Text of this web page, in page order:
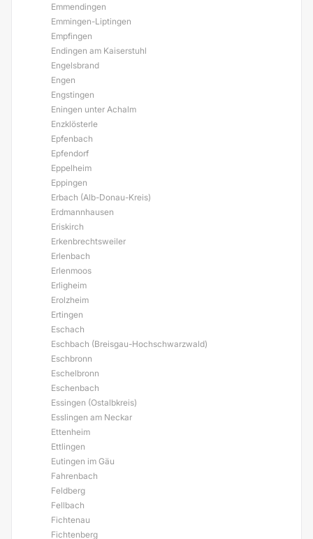
Emmendingen
Emmingen-Liptingen
Empfingen
Endingen am Kaiserstuhl
Engelsbrand
Engen
Engstingen
Eningen unter Achalm
Enzklösterle
Epfenbach
Epfendorf
Eppelheim
Eppingen
Erbach (Alb-Donau-Kreis)
Erdmannhausen
Eriskirch
Erkenbrechtsweiler
Erlenbach
Erlenmoos
Erligheim
Erolzheim
Ertingen
Eschach
Eschbach (Breisgau-Hochschwarzwald)
Eschbronn
Eschelbronn
Eschenbach
Essingen (Ostalbkreis)
Esslingen am Neckar
Ettenheim
Ettlingen
Eutingen im Gäu
Fahrenbach
Feldberg
Fellbach
Fichtenau
Fichtenberg